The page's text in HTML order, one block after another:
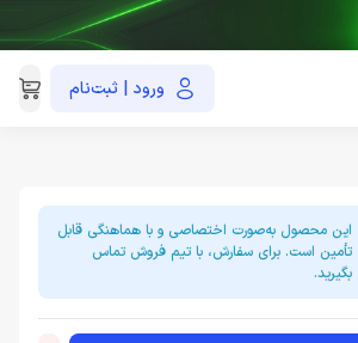
ورود | ثبت‌نام021-91035390
این محصول به‌صورت اختصاصی و با هماهنگی قابل
تأمین است. برای سفارش، با تیم فروش تماس
بگیرید.